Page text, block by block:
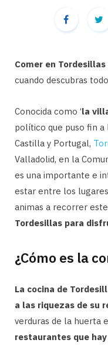
Comer en
cuando descubras
Conocida como ‘la
político que puso fin
Castilla y Portugal,
Valladolid, en la
es una importante e
estar entre los
animas a recorrer
Tordesillas para
¿Cómo es la
La cocina de
a las riquezas de su
verduras de la huerta
restaurantes que